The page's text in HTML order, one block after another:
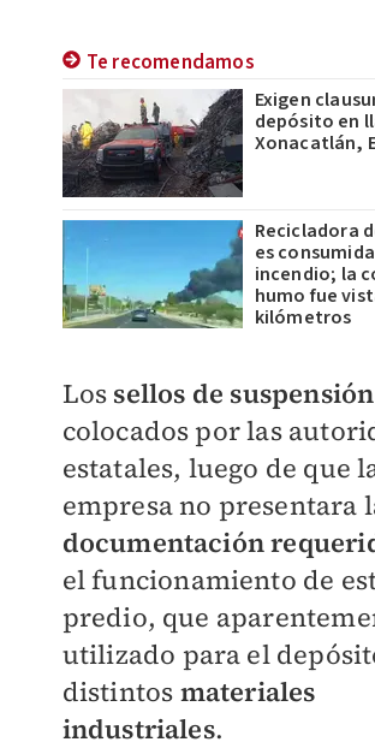
Te recomendamos
Exigen
depósito en
Xonacatlán,
Recicladora
es
incendio; la
humo fue
kilómetros
Los sellos de suspensión
colocados por las
estatales, luego de que
empresa no presentara
documentación
el funcionamiento de
predio, que
utilizado para el
distintos materiales
industriales.